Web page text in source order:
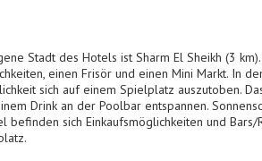
Stadt des Hotels ist Sharm El Sheikh (3
einen Frisör und einen Mini Markt. In
sich auf einem Spielplatz auszutoben.
Drink an der Poolbar entspannen.
sich Einkaufsmöglichkeiten und Bars/